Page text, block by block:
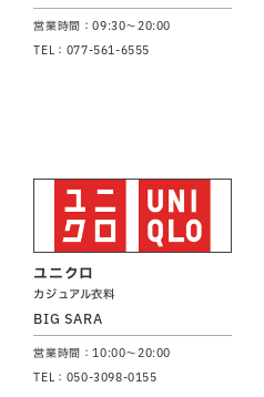
営業時間：09:30～20:00
TEL：077-561-6555
ユニクロ
カジュアル衣料
BIG SARA
営業時間：10:00～20:00
TEL：050-3098-0155